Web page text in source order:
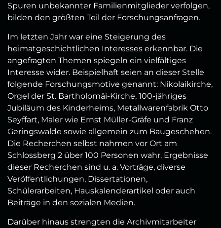
Spuren unbekannter Familienmitglieder verfolgen,
bilden den größten Teil der Forschungsanfragen.
Im letzten Jahr war eine Steigerung des
heimatgeschichtlichen Interesses erkennbar. Die
angefragten Themen spiegeln ein vielfältiges
Interesse wider. Beispielhaft seien an dieser Stelle
folgende Forschungsmotive genannt: Nikolaikirche,
Orgel der St. Bartholomäi-Kirche, 100-jähriges
Jubiläum des Kinderheims, Metallwarenfabrik Otto
Seyffart, Maler wie Ernst Müller-Gräfe und Franz
Geringswalde sowie allgemein zum Baugeschehen.
Die Recherchen selbst nahmen vor Ort am
Schlossberg 2 über 100 Personen wahr. Ergebnisse
dieser Recherchen sind u. a. Vorträge, diverse
Veröffentlichungen, Dissertationen,
Schülerarbeiten, Hauskalenderartikel oder auch
Beiträge in den sozialen Medien.
Darüber hinaus strengten die Archivmitarbeiter